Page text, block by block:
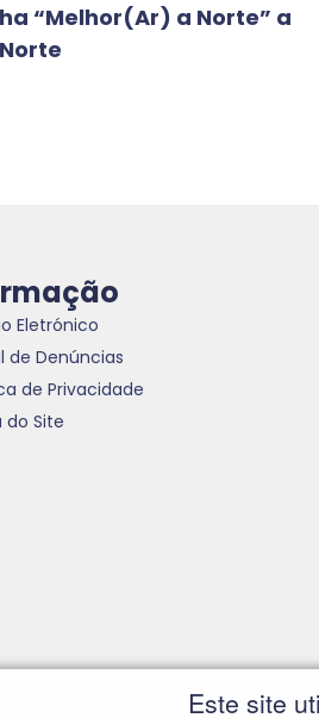
“Melhor(Ar) a Norte” a
Eletrónico
de Denúncias
de Privacidade
do Site
Este site